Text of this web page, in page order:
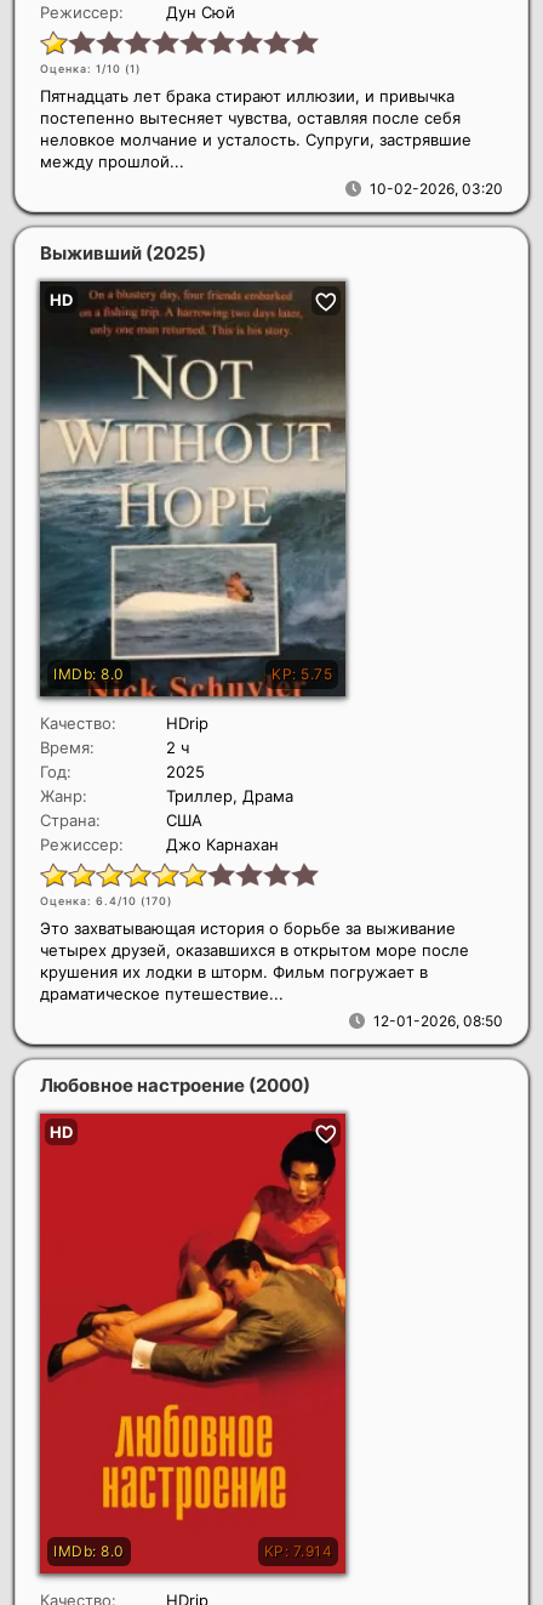
Режиссер:
Дун Сюй
Оценка: 1/10 (1)
10-02-2026, 03:20
Пятнадцать лет брака стирают иллюзии, и привычка
постепенно вытесняет чувства, оставляя после себя
неловкое молчание и усталость. Супруги, застрявшие
между прошлой...
Выживший (2025)
Качество:
HDrip
Время:
2 ч
Год:
2025
Жанр:
Триллер, Драма
Страна:
США
Режиссер:
Джо Карнахан
Оценка: 6.4/10 (170)
12-01-2026, 08:50
Это захватывающая история о борьбе за выживание
четырех друзей, оказавшихся в открытом море после
крушения их лодки в шторм. Фильм погружает в
драматическое путешествие...
Любовное настроение (2000)
Качество: HDrip